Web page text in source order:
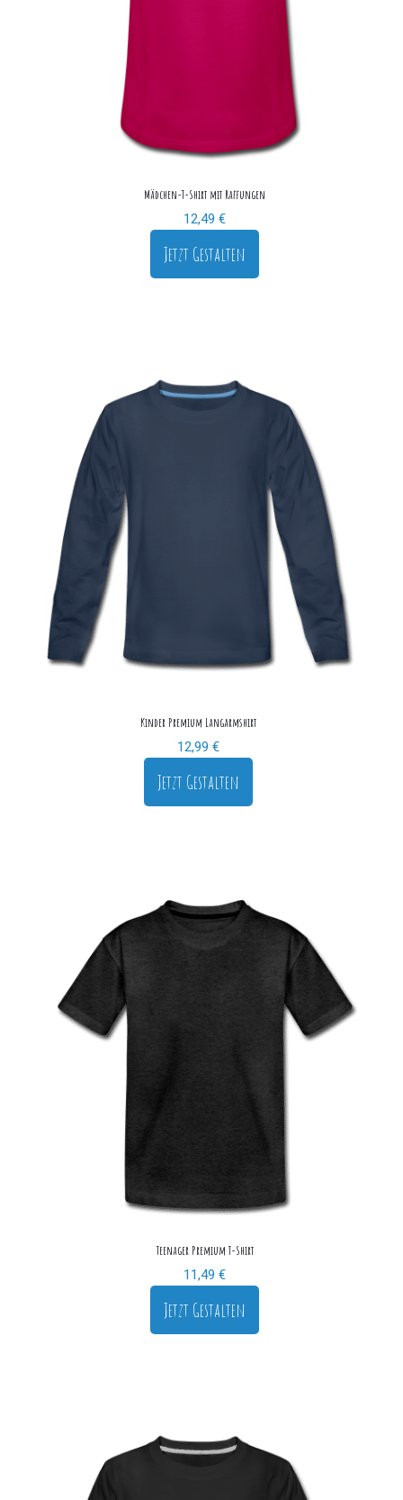
Mädchen-T-Shirt mit Raffungen
12,49€
Jetzt Gestalten
Kinder Premium Langarmshirt
12,99 €
Jetzt Gestalten
Teenager Premium T-Shirt
11,49€
Jetzt Gestalten